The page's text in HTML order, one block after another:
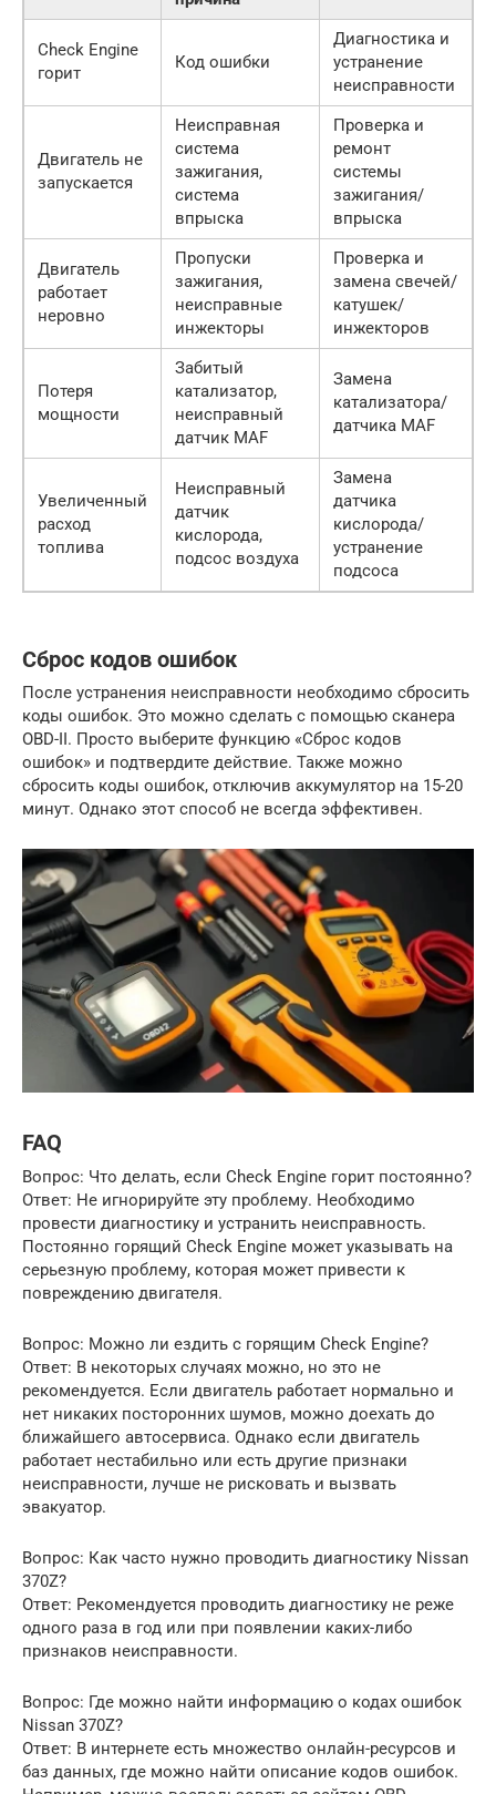
Check Engine
горит
Код ошибки
Диагностика и
устранение
неисправности
Двигатель не
запускается
Неисправная
система
зажигания,
система
впрыска
Проверка и
ремонт
системы
зажигания/
впрыска
Двигатель
работает
неровно
Пропуски
зажигания,
неисправные
инжекторы
Проверка и
замена свечей/
катушек/
инжекторов
Потеря
мощности
Забитый
катализатор,
неисправный
датчик MAF
Замена
катализатора/
датчика MAF
Увеличенный
расход
топлива
Неисправный
датчик
кислорода,
подсос воздуха
Замена
датчика
кислорода/
устранение
подсоса
Сброс кодов ошибок
После устранения неисправности необходимо сбросить
коды ошибок. Это можно сделать с помощью сканера
OBD-II. Просто выберите функцию «Сброс кодов
ошибок» и подтвердите действие. Также можно
сбросить коды ошибок, отключив аккумулятор на 15-20
минут. Однако этот способ не всегда эффективен.
FAQ
Вопрос: Что делать, если Check Engine горит постоянно?
Ответ: Не игнорируйте эту проблему. Необходимо
провести диагностику и устранить неисправность.
Постоянно горящий Check Engine может указывать на
серьезную проблему, которая может привести к
повреждению двигателя.
Вопрос: Можно ли ездить с горящим Check Engine?
Ответ: В некоторых случаях можно, но это не
рекомендуется. Если двигатель работает нормально и
нет никаких посторонних шумов, можно доехать до
ближайшего автосервиса. Однако если двигатель
работает нестабильно или есть другие признаки
неисправности, лучше не рисковать и вызвать
эвакуатор.
Вопрос: Как часто нужно проводить диагностику Nissan
370Z?
Ответ: Рекомендуется проводить диагностику не реже
одного раза в год или при появлении каких-либо
признаков неисправности.
Вопрос: Где можно найти информацию о кодах ошибок
Nissan 370Z?
Ответ: В интернете есть множество онлайн-ресурсов и
баз данных, где можно найти описание кодов ошибок.